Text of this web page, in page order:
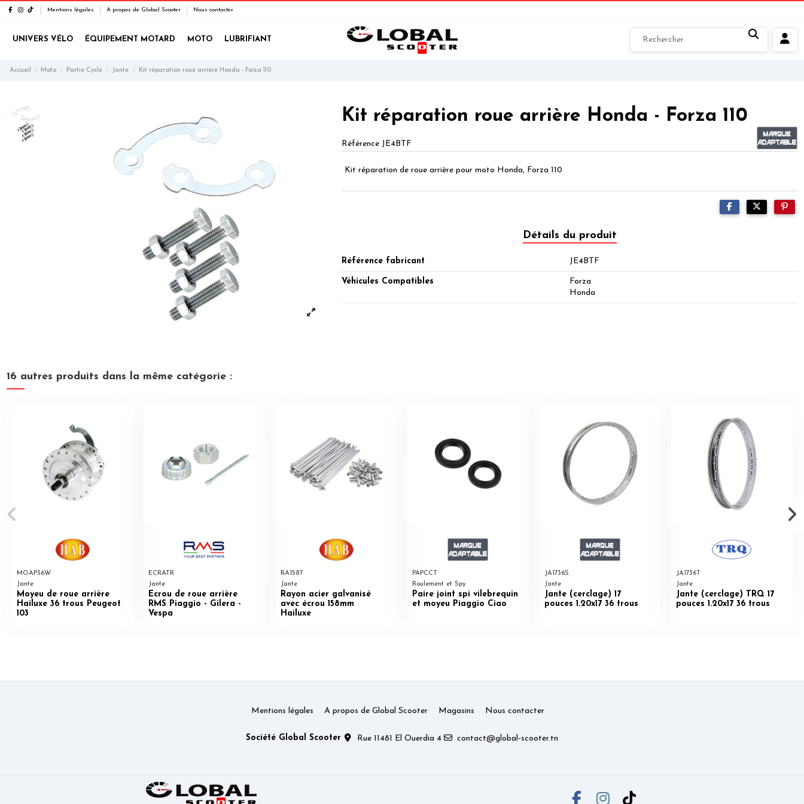
Mentions légales A propos de Global Scooter Nous contacter
UNIVERS VÉLO ÉQUIPEMENT MOTARD MOTO LUBRIFIANT
Accueil Moto Partie Cycle Jante Kit réparation roue arrière Honda - Forza 110
Kit réparation roue arrière Honda - Forza 110
Référence JE4BTF
Kit réparation de roue arrière pour moto Honda, Forza 110
Détails du produit
Référence fabricant JE4BTF
Véhicules Compatibles
Forza
Honda
16 autres produits dans la même catégorie :
MOAP36W
Jante
Moyeu de roue arrière
Hailuxe 36 trous Peugeot
103
ECRATR
Jante
Ecrou de roue arrière
RMS Piaggio - Gilera -
Vespa
RA158T
Jante
Rayon acier galvanisé
avec écrou 158mm
Hailuxe
PAPCCT
Roulement et Spy
Paire joint spi vilebrequin
et moyeu Piaggio Ciao
JA1736S
Jante
Jante (cerclage) 17
pouces 1.20x17 36 trous
JA1736T
Jante
Jante (cerclage) TRQ 17
pouces 1.20x17 36 trous
Mentions légales A propos de Global Scooter Magasins Nous contacter
Société Global Scooter Rue 11481 El Ouerdia 4 contact@global-scooter.tn